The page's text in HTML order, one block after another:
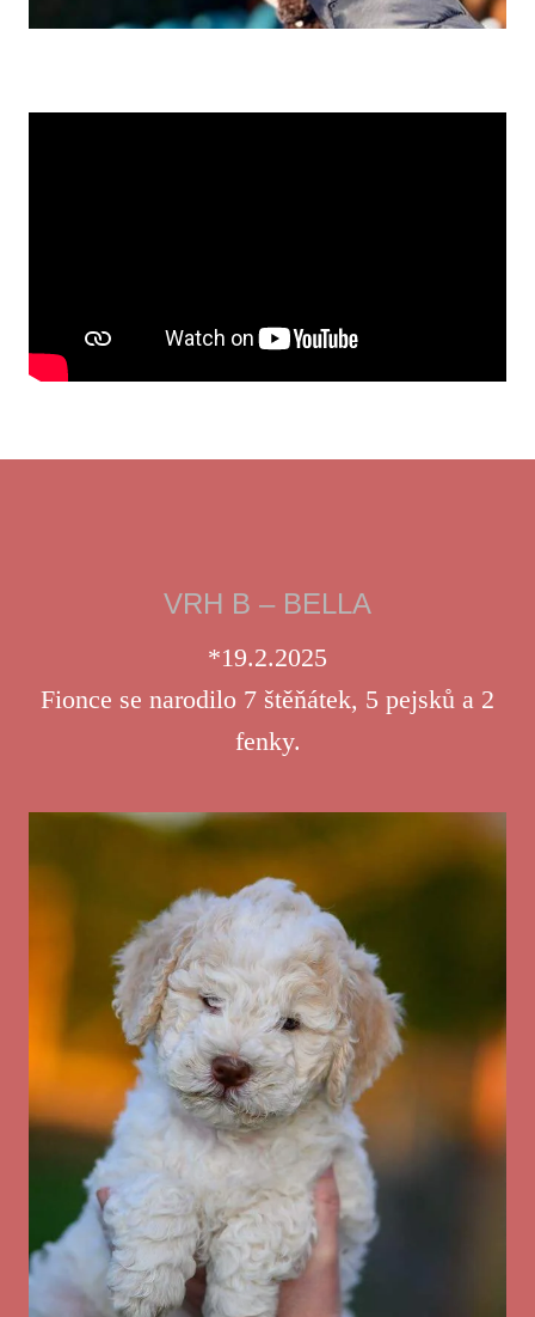
VRH B – BELLA
*19.2.2025
Fionce se narodilo 7 štěňátek, 5 pejsků a 2
fenky.